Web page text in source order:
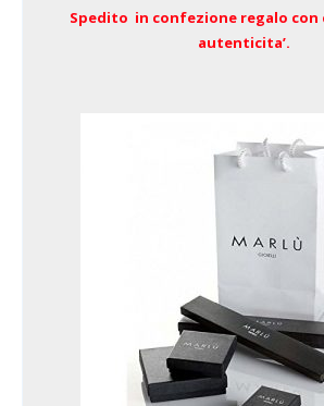
Spedito in confezione regalo
autenticita’.